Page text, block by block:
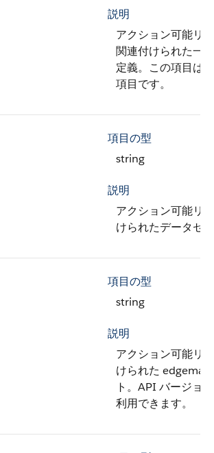
説明
アクション可能リ
関連付けられた一
定義。この項目は
項目です。
項目の型
string
説明
アクション可能リ
けられたデータセ
項目の型
string
説明
アクション可能リ
けられた
ト。API バージョ
利用できます。